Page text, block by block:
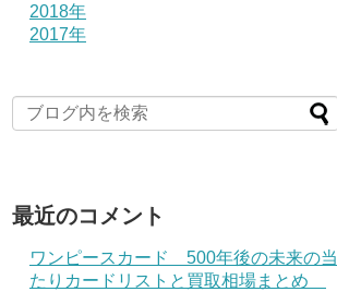
2018年
2017年
最近のコメント
ワンピースカード 500年後の未来の当
たりカードリストと買取相場まとめ